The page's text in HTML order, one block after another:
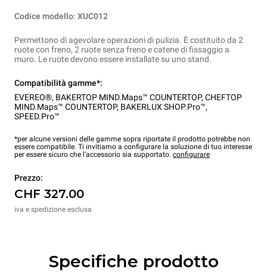
Codice modello: XUC012
Permettono di agevolare operazioni di pulizia. È costituito da 2
ruote con freno, 2 ruote senza freno e catene di fissaggio a
muro. Le ruote devono essere installate su uno stand.
Compatibilità gamme*:
EVEREO®, BAKERTOP MIND.Maps™ COUNTERTOP, CHEFTOP
MIND.Maps™ COUNTERTOP, BAKERLUX SHOP.Pro™,
SPEED.Pro™
*per alcune versioni delle gamme sopra riportate il prodotto potrebbe non
essere compatibile. Ti invitiamo a configurare la soluzione di tuo interesse
per essere sicuro che l’accessorio sia supportato. configurare
Prezzo:
CHF 327.00
iva e spedizione esclusa
Specifiche prodotto